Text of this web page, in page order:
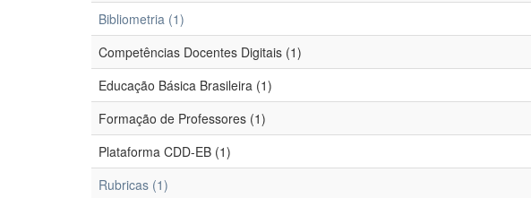
Bibliometria (1)
Competências Docentes Digitais (1)
Educação Básica Brasileira (1)
Formação de Professores (1)
Plataforma CDD-EB (1)
Rubricas (1)